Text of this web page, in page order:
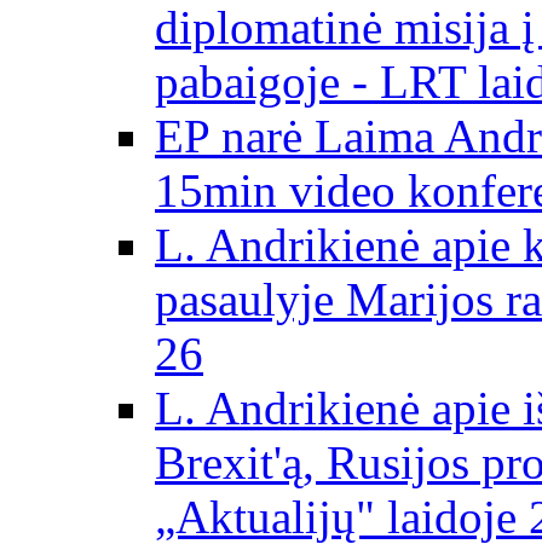
diplomatinė misija
pabaigoje - LRT
EP narė Laima
15min video
L. Andrikienė apie
pasaulyje Marijos
26
L. Andrikienė apie
Brexit'ą, Rusijos
„Aktualijų" laidoje